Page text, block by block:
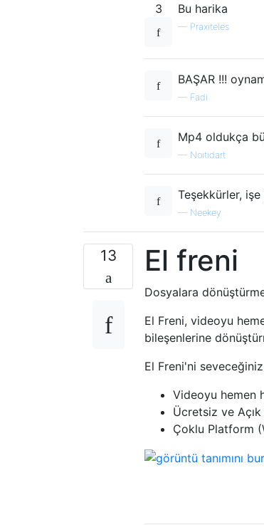
3 Bu harika
— Praxiteles
BAŞAR !!!
— Fadi
Mp4 oldukça
— Noitidart
Teşekkürler,
— Neekey
13 El freni
Dosyalara
El Freni, videoyu
bileşenlerine
El Freni'ni
Videoyu hemen
Ücretsiz ve
Çoklu Platform